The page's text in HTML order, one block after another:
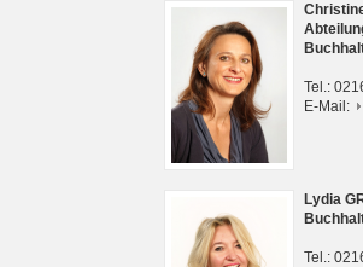
Tel.:
E-Mail:
Lydia
Tel.: